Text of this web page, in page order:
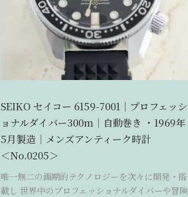
SEIKO セイコー 6159-7001｜プロフェッシ
ョナルダイバー300m｜自動巻き ・1969年
5月製造｜メンズアンティーク時計
＜No.0205＞
唯一無二の画期的テクノロジーを次々に開発・搭
載し 世界中のプロフェッショナルダイバーや冒険